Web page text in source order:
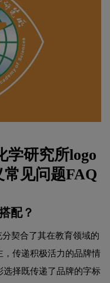
学研究所logo
常见问题FAQ
配？
契合了其在教育领域的
传递积极活力的品牌情
择既传递了品牌的字标